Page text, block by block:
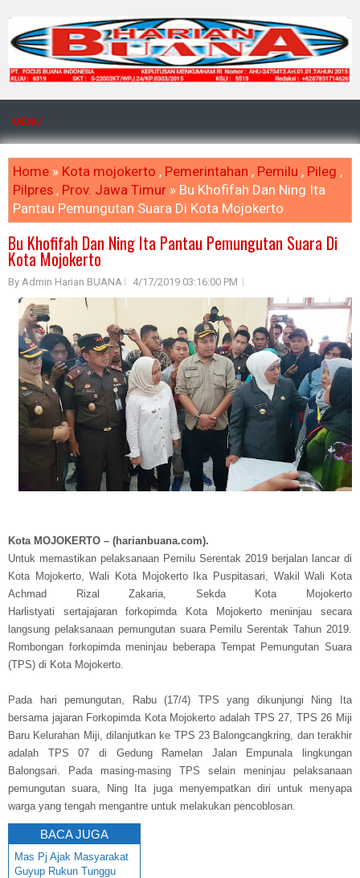
MENU
Home » Kota mojokerto , Pemerintahan , Pemilu , Pileg ,
Pilpres , Prov. Jawa Timur » Bu Khofifah Dan Ning Ita
Pantau Pemungutan Suara Di Kota Mojokerto
Bu Khofifah Dan Ning Ita Pantau Pemungutan Suara Di
Kota Mojokerto
By Admin Harian BUANA 4/17/2019 03:16:00 PM
Kota MOJOKERTO – (harianbuana.com).
Untuk memastikan pelaksanaan Pemilu Serentak 2019 berjalan lancar di
Kota Mojokerto, Wali Kota Mojokerto Ika Puspitasari, Wakil Wali Kota
Achmad Rizal Zakaria, Sekda Kota Mojokerto
Harlistyati sertajajaran forkopimda Kota Mojokerto meninjau secara
langsung pelaksanaan pemungutan suara Pemilu Serentak Tahun 2019.
Rombongan forkopimda meninjau beberapa Tempat Pemungutan Suara
(TPS) di Kota Mojokerto.
Pada hari pemungutan, Rabu (17/4) TPS yang dikunjungi Ning Ita
bersama jajaran Forkopimda Kota Mojokerto adalah TPS 27, TPS 26 Miji
Baru Kelurahan Miji, dilanjutkan ke TPS 23 Balongcangkring, dan terakhir
adalah TPS 07 di Gedung Ramelan Jalan Empunala lingkungan
Balongsari. Pada masing-masing TPS selain meninjau pelaksanaan
pemungutan suara, Ning Ita juga menyempatkan diri untuk menyapa
warga yang tengah mengantre untuk melakukan pencoblosan.
BACA JUGA
Mas Pj Ajak Masyarakat
Guyup Rukun Tunggu